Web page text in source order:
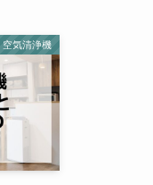
空気清浄機